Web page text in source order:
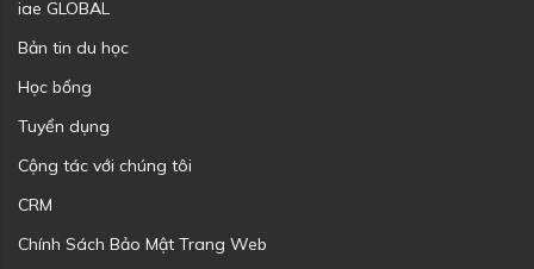
iae GLOBAL
Bản tin du học
Học bổng
Tuyển dụng
Cộng tác với chúng tôi
CRM
Chính Sách Bảo Mật Trang Web